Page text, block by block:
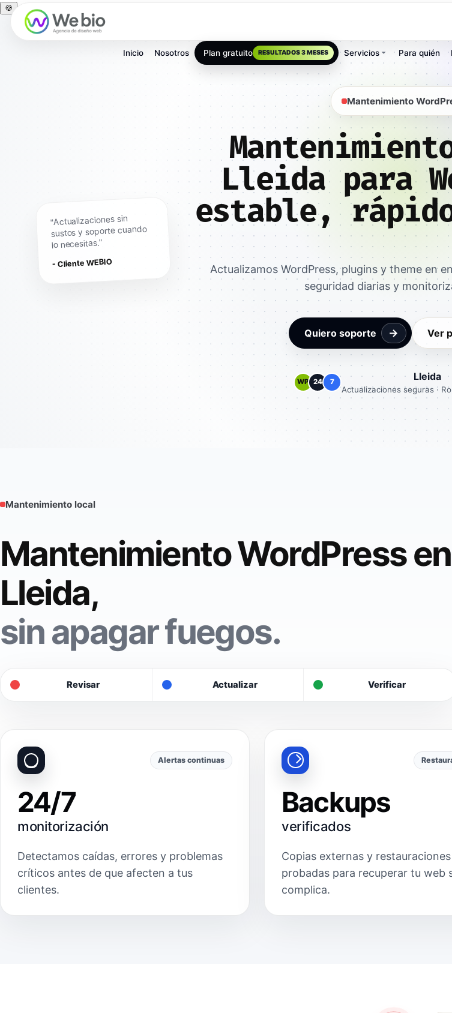
🍪
Inicio Nosotros Plan gratuito RESULTADOS 3 MESES Servicios Para quién
"Actualizaciones sin
sustos y soporte cuando
lo necesitas."
- Cliente WEBIO
Mantenimiento
Lleida para
estable,
Actualizamos WordPress, plugins y theme en
seguridad diarias y
Quiero soporte → Ver
WP 24 7 Lleida
Actualizaciones seguras ·
Mantenimiento local
Mantenimiento WordPress en
Lleida,
sin apagar fuegos.
Revisar Actualizar Verificar
Alertas continuas
24/7
monitorización
Detectamos caídas, errores y problemas
críticos antes de que afecten a tus
clientes.
Backups
verificados
Copias externas y restauraciones
probadas para recuperar tu web
complica.